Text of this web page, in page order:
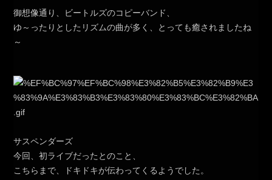
御想像通り、ビートルズのコピーバンド、
ゆ～ったりとしたリズムの曲が多く、とっても癒されましたね
～
サスペンダーズ
今回、初ライブだったとのこと、
こちらまで、ドキドキが伝わってくるようでした。